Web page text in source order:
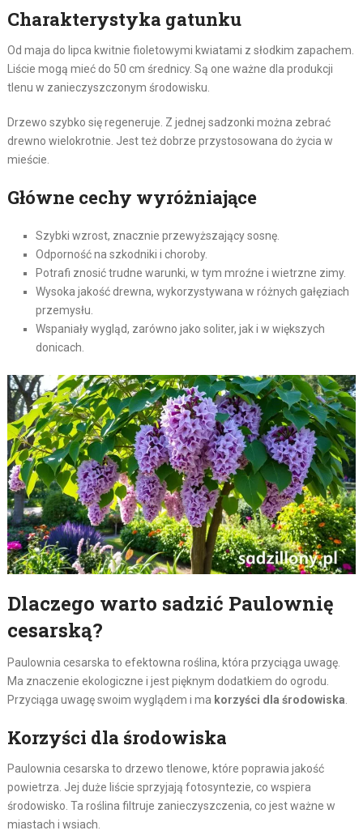
Charakterystyka gatunku
Od maja do lipca kwitnie fioletowymi kwiatami z słodkim zapachem.
Liście mogą mieć do 50 cm średnicy. Są one ważne dla produkcji
tlenu w zanieczyszczonym środowisku.
Drzewo szybko się regeneruje. Z jednej sadzonki można zebrać
drewno wielokrotnie. Jest też dobrze przystosowana do życia w
mieście.
Główne cechy wyróżniające
Szybki wzrost, znacznie przewyższający sosnę.
Odporność na szkodniki i choroby.
Potrafi znosić trudne warunki, w tym mroźne i wietrzne zimy.
Wysoka jakość drewna, wykorzystywana w różnych gałęziach
przemysłu.
Wspaniały wygląd, zarówno jako soliter, jak i w większych
donicach.
Dlaczego warto sadzić Paulownię
cesarską?
Paulownia cesarska to efektowna roślina, która przyciąga uwagę.
Ma znaczenie ekologiczne i jest pięknym dodatkiem do ogrodu.
Przyciąga uwagę swoim wyglądem i ma korzyści dla środowiska.
Korzyści dla środowiska
Paulownia cesarska to drzewo tlenowe, które poprawia jakość
powietrza. Jej duże liście sprzyjają fotosyntezie, co wspiera
środowisko. Ta roślina filtruje zanieczyszczenia, co jest ważne w
miastach i wsiach.